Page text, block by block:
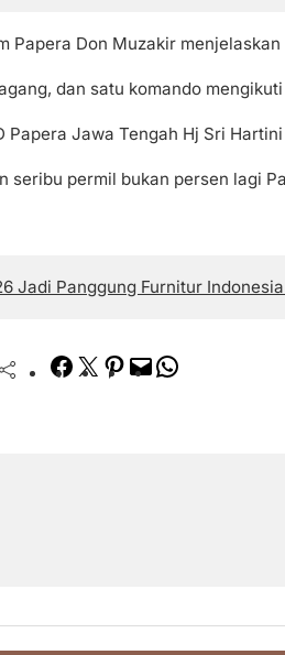
Papera Don Muzakir
dan satu komando
Papera Jawa Tengah Hj Sri
seribu permil bukan persen lagi
Jadi Panggung Furnitur
Facebook
TwitterPinterest
Mail